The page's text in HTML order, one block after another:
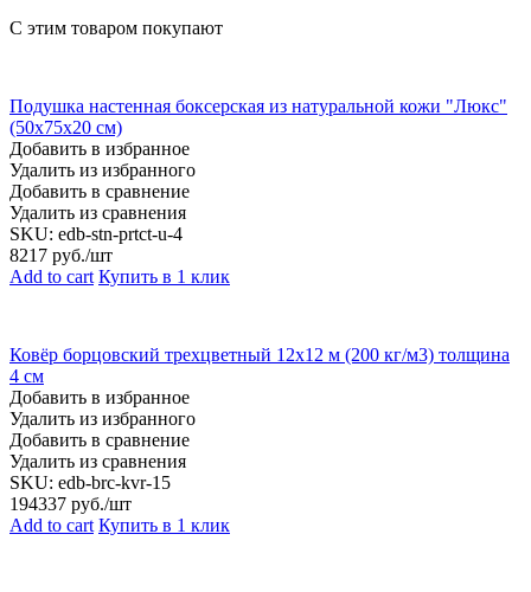
С этим товаром покупают
Подушка настенная боксерская из натуральной кожи "Люкс"
(50х75х20 см)
Добавить в избранное
Удалить из избранного
Добавить в сравнение
Удалить из сравнения
SKU: edb-stn-prtct-u-4
8217 руб./шт
Add to cart Купить в 1 клик
Ковёр борцовский трехцветный 12х12 м (200 кг/м3) толщина
4 см
Добавить в избранное
Удалить из избранного
Добавить в сравнение
Удалить из сравнения
SKU: edb-brc-kvr-15
194337 руб./шт
Add to cart Купить в 1 клик